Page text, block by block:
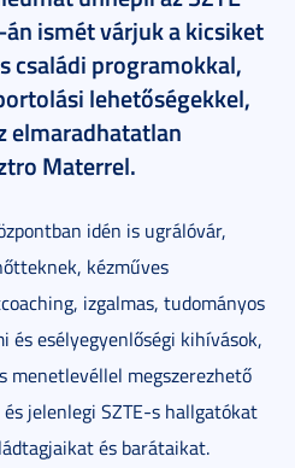
ismét várjuk a kicsiket
családi programokkal,
lehetőségekkel,
elmaradhatatlan
Materrel.
idén is ugrálóvár,
kézműves
izgalmas, tudományos
és esélyegyenlőségi kihívások,
menetlevéllel megszerezhető
jelenlegi SZTE-s hallgatókat
és barátaikat.